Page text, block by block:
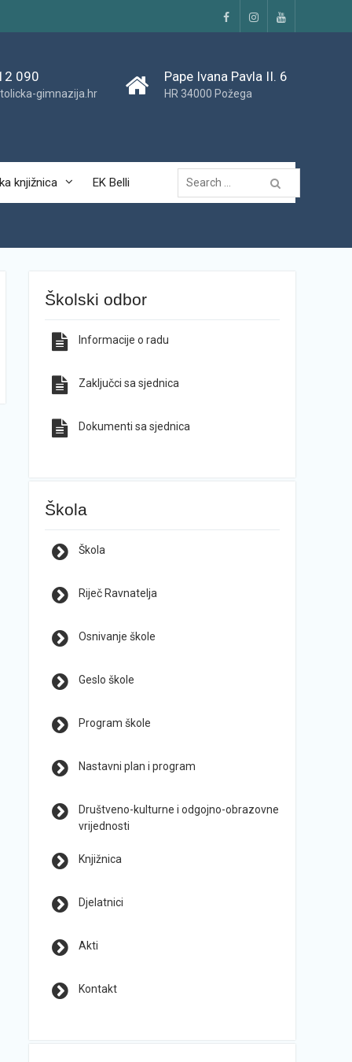
FacebookInstagramYouTube
090
gimnazija.hr
Pape Ivana Pavla II. 6
HR 34000 Požega
knjižnica EK Belli
Traži...
Školski odbor
Informacije o radu
Zaključci sa sjednica
Dokumenti sa sjednica
Škola
Škola
Riječ Ravnatelja
Osnivanje škole
Geslo škole
Program škole
Nastavni plan i program
Društveno-kulturne i odgojno-obrazovne
vrijednosti
Knjižnica
Djelatnici
Akti
Kontakt